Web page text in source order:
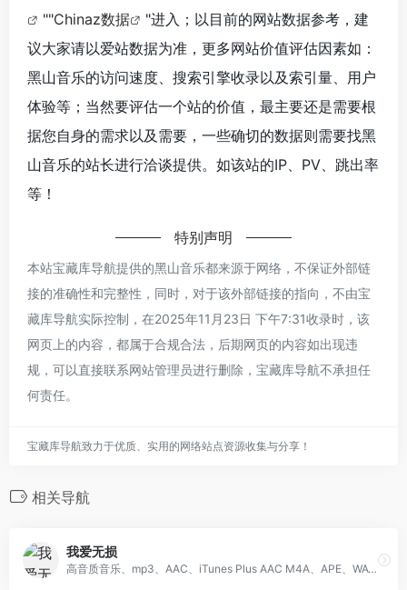
""Chinaz数据
"进入；以目前的网站数据参考，建
议大家请以爱站数据为准，更多网站价值评估因素如：
黑山音乐的访问速度、搜索引擎收录以及索引量、用户
体验等；当然要评估一个站的价值，最主要还是需要根
据您自身的需求以及需要，一些确切的数据则需要找黑
山音乐的站长进行洽谈提供。如该站的IP、PV、跳出率
等！
特别声明
本站宝藏库导航提供的黑山音乐都来源于网络，不保证外部链
接的准确性和完整性，同时，对于该外部链接的指向，不由宝
藏库导航实际控制，在2025年11月23日 下午7:31收录时，该
网页上的内容，都属于合规合法，后期网页的内容如出现违
规，可以直接联系网站管理员进行删除，宝藏库导航不承担任
何责任。
宝藏库导航致力于优质、实用的网络站点资源收集与分享！
相关导航
我爱无损
高音质音乐、mp3、AAC、iTunes Plus AAC M4A、APE、WAV、FLAC的分享下载。